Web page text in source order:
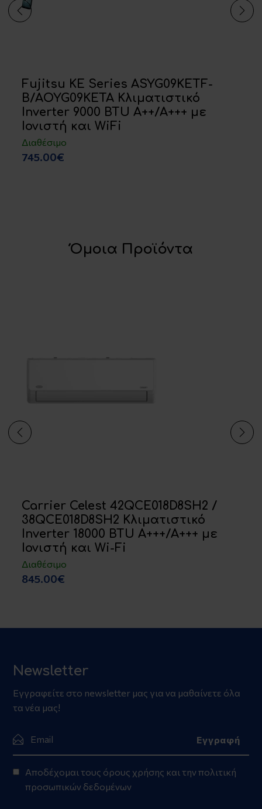
Fujitsu KE Series ASYG09KETF-
B/AOYG09KETA Κλιματιστικό
Inverter 9000 BTU Α++/Α+++ με
Ιονιστή και WiFi
Διαθέσιμο
745.00€
Όμοια Προϊόντα
Carrier Celest 42QCE018D8SH2 /
38QCE018D8SH2 Κλιματιστικό
Inverter 18000 BTU A+++/A+++ με
Ιονιστή και Wi-Fi
Διαθέσιμο
845.00€
Newsletter
Εγγραφείτε στο newsletter μας για να μαθαίνετε όλα
τα νέα μας!
Αποδέχομαι τους όρους χρήσης και την πολιτική
προσωπικών δεδομένων